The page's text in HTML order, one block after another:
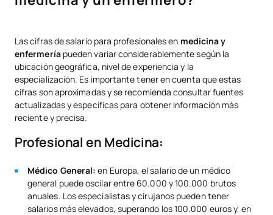
Las cifras de salario para profesionales en medicina y
enfermeríapueden variar considerablemente según la
ubicación geográfica, nivel de experiencia y la
especialización. Es importante tener en cuenta que estas
cifras son aproximadas y se recomienda consultar fuentes
actualizadas y específicas para obtener información más
reciente y precisa.
Profesional en Medicina:
Médico General: en Europa, el salario de un médico
general puede oscilar entre 60.000 y 100.000 brutos
anuales. Los especialistas y cirujanos pueden tener
salarios más elevados, superando los 100.000 euros y, en